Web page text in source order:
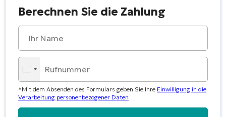
Berechnen Sie die Zahlung
*Mit dem Absenden des Formulars geben Sie Ihre Einwilligung in die
Verarbeitung personenbezogener Daten